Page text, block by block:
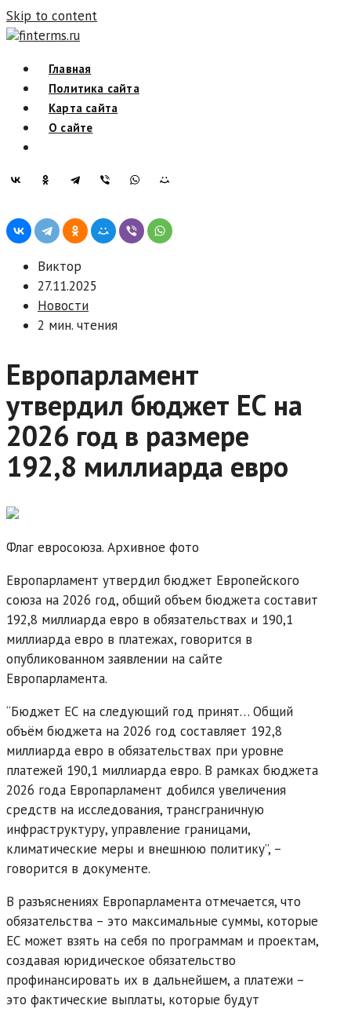
Skip to content
finterms.ru
Главная
Политика сайта
Карта сайта
О сайте
Виктор
27.11.2025
Новости
2 мин. чтения
Европарламент
утвердил бюджет ЕС на
2026 год в размере
192,8 миллиарда евро
Флаг евросоюза. Архивное фото
Европарламент утвердил бюджет Европейского
союза на 2026 год, общий объем бюджета составит
192,8 миллиарда евро в обязательствах и 190,1
миллиарда евро в платежах, говорится в
опубликованном заявлении на сайте
Европарламента.
“Бюджет ЕС на следующий год принят… Общий
объём бюджета на 2026 год составляет 192,8
миллиарда евро в обязательствах при уровне
платежей 190,1 миллиарда евро. В рамках бюджета
2026 года Европарламент добился увеличения
средств на исследования, трансграничную
инфраструктуру, управление границами,
климатические меры и внешнюю политику”, –
говорится в документе.
В разъяснениях Европарламента отмечается, что
обязательства – это максимальные суммы, которые
ЕС может взять на себя по программам и проектам,
создавая юридическое обязательство
профинансировать их в дальнейшем, а платежи –
это фактические выплаты, которые будут